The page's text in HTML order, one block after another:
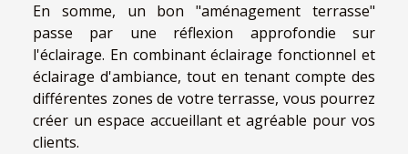
En somme, un bon "aménagement terrasse"
passe par une réflexion approfondie sur
l'éclairage. En combinant éclairage fonctionnel et
éclairage d'ambiance, tout en tenant compte des
différentes zones de votre terrasse, vous pourrez
créer un espace accueillant et agréable pour vos
clients.